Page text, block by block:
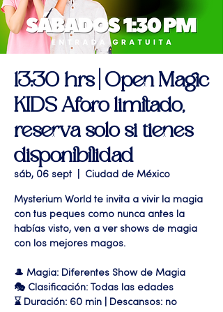
13:30 hrs | Open Magic
KIDS Aforo limitado,
reserva solo si tienes
disponibilidad
sáb, 06 sept Ciudad de México
Mysterium World te invita a vivir la magia
con tus peques como nunca antes la
habías visto, ven a ver shows de magia
con los mejores magos.
🎩 Magia: Diferentes Show de Magia
🎭 Clasificación: Todas las edades
⌛ Duración: 60 min | Descansos: no